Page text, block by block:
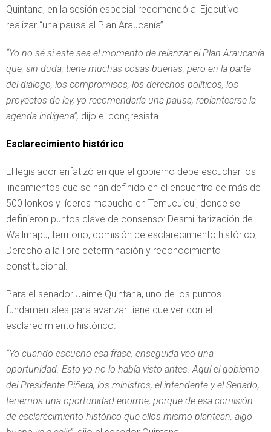
Quintana, en la sesión especial recomendó al Ejecutivo
realizar “una pausa al Plan Araucanía”.
“Yo no sé si este sea el momento de relanzar el Plan Araucanía
que, sin duda, tiene muchas cosas buenas, pero en la parte
del diálogo, los compromisos, los derechos políticos, los
proyectos de ley, yo recomendaría una pausa, replantearse la
agenda indígena”, dijo el congresista.
Esclarecimiento histórico
El legislador enfatizó en que el gobierno debe escuchar los
lineamientos que se han definido en el encuentro de más de
500 lonkos y líderes mapuche en Temucuicui, donde se
definieron puntos clave de consenso: Desmilitarización de
Wallmapu, territorio, comisión de esclarecimiento histórico,
Derecho a la libre determinación y reconocimiento
constitucional.
Para el senador Jaime Quintana, uno de los puntos
fundamentales para avanzar tiene que ver con el
esclarecimiento histórico.
“Yo cuando escucho esa frase, enseguida veo una
oportunidad. Esto yo no lo había visto antes. Aquí el gobierno
del Presidente Piñera, los ministros, el intendente y el Senado,
tenemos una oportunidad enorme, porque de esa comisión
de esclarecimiento histórico que ellos mismo plantean, algo